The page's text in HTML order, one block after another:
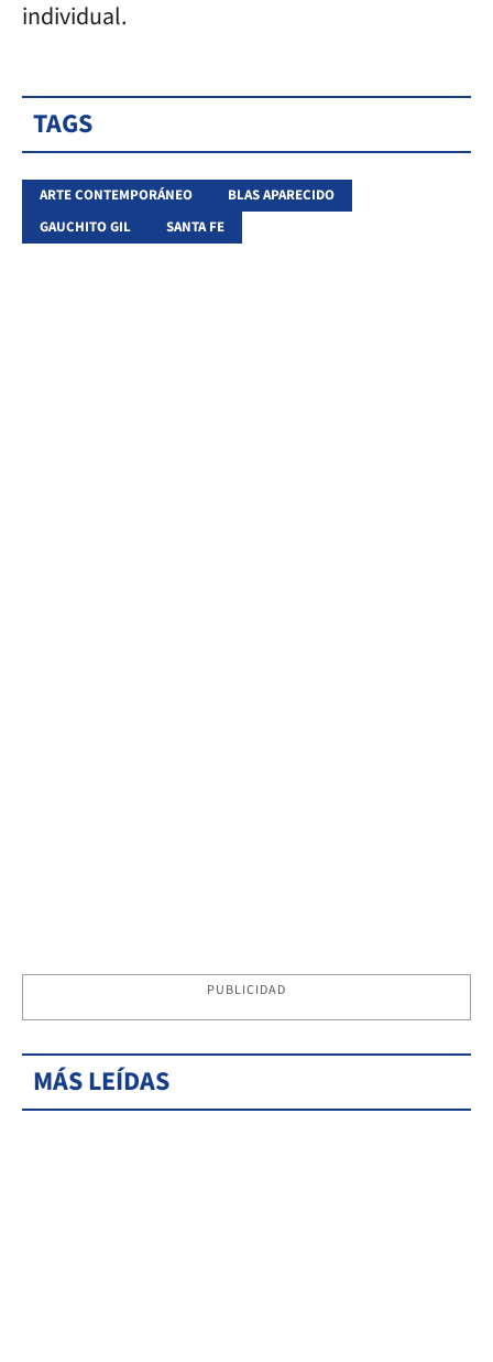
individual.
TAGS
ARTE CONTEMPORÁNEO
BLAS APARECIDO
GAUCHITO GIL
SANTA FE
PUBLICIDAD
MÁS LEÍDAS